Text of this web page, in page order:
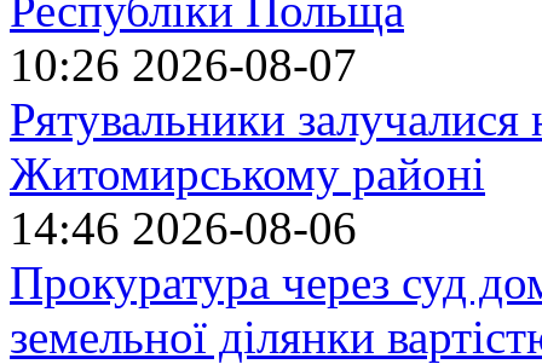
10:26 2026-08-07
Рятувальники
Житомирському районі
14:46 2026-08-06
Прокуратура через суд
земельної ділянки